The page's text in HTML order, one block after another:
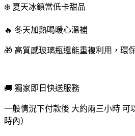
❄️ 夏天冰鎮當低卡甜品
🔥 冬天加熱喝暖心溫補
🎁 高質感玻璃瓶還能重複利用，環
🚚 獨家即日快送服務
一般情況下付款後 大約兩三小時 可
時內）